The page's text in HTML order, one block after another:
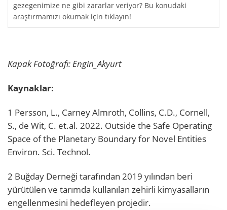
gezegenimize ne gibi zararlar veriyor? Bu konudaki
araştırmamızı okumak için tıklayın!
Kapak Fotoğrafı: Engin_Akyurt
Kaynaklar:
1 Persson, L., Carney Almroth, Collins, C.D., Cornell,
S., de Wit, C. et.al. 2022. Outside the Safe Operating
Space of the Planetary Boundary for Novel Entities
Environ. Sci. Technol.
2 Buğday Derneği tarafından 2019 yılından beri
yürütülen ve tarımda kullanılan zehirli kimyasalların
engellenmesini hedefleyen projedir.